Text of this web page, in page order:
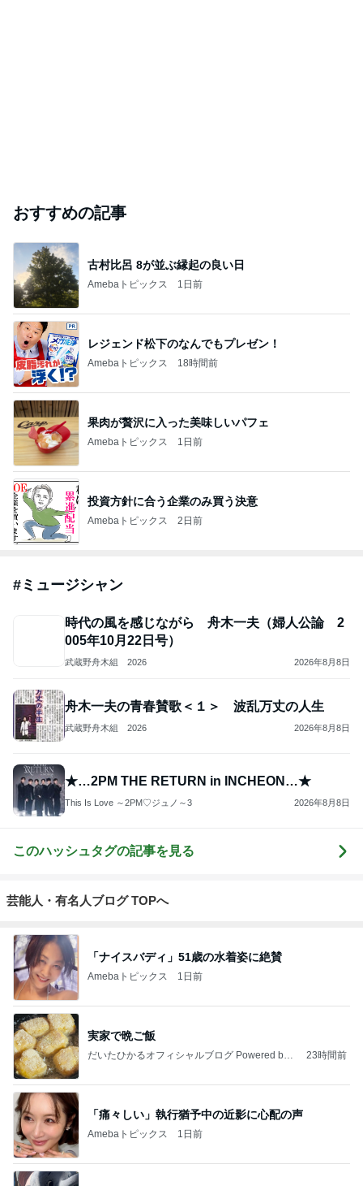
おすすめの記事
古村比呂 8が並ぶ縁起の良い日
Amebaトピックス 1日前
レジェンド松下のなんでもプレゼン！
Amebaトピックス 18時間前
果肉が贅沢に入った美味しいパフェ
Amebaトピックス 1日前
投資方針に合う企業のみ買う決意
Amebaトピックス 2日前
# ミュージシャン
時代の風を感じながら 舟木一夫（婦人公論 2
005年10月22日号）
武蔵野舟木組 2026 2026年8月8日
舟木一夫の青春賛歌＜１＞ 波乱万丈の人生
武蔵野舟木組 2026 2026年8月8日
★…2PM THE RETURN in INCHEON…★
This Is Love ～2PM♡ジュノ～3 2026年8月8日
このハッシュタグの記事を見る
芸能人・有名人ブログ TOPへ
「ナイスバディ」51歳の水着姿に絶賛
Amebaトピックス 1日前
実家で晩ご飯
だいたひかるオフィシャルブログ Powered by
23時間前
「痛々しい」執行猶予中の近影に心配の声
Amebaトピックス 1日前